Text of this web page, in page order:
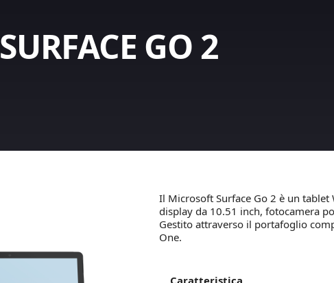
SURFACE GO 2
Il Microsoft Surface Go 2 è un
display da 10.51 inch, fotocamera
Gestito attraverso il portafoglio
One.
Caratteristica